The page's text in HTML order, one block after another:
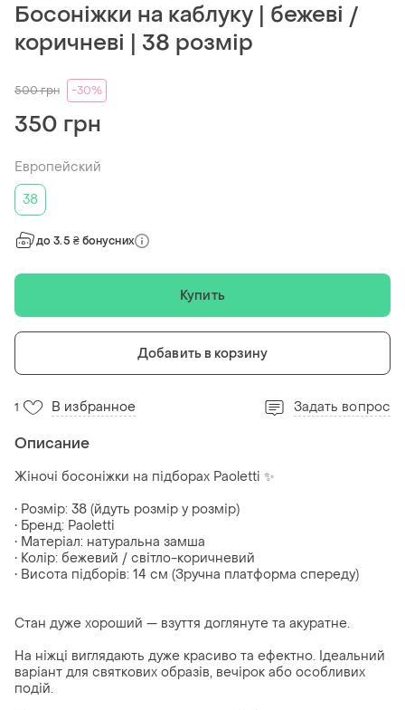
Босоніжки на каблуку | бежеві /
коричневі | 38 розмір
500грн -30%
350 грн
Европейский
38
до 3.5 ₴ бонусних
Купить
Добавить в корзину
1 В избранное Задать вопрос
Описание
Жіночі босоніжки на підборах Paoletti ✨
• Розмір: 38 (йдуть розмір у розмір)
• Бренд: Paoletti
• Матеріал: натуральна замша
• Колір: бежевий / світло-коричневий
• Висота підборів: 14 см (Зручна платформа спереду)
Стан дуже хороший — взуття доглянуте та акуратне.
На ніжці виглядають дуже красиво та ефектно. Ідеальний
варіант для святкових образів, вечірок або особливих
подій.